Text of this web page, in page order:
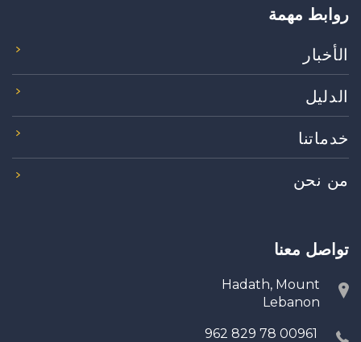
روابط مهمة
الأخبار
الدليل
خدماتنا
من نحن
تواصل معنا
Hadath, Mount
Lebanon
00961 78 829 962